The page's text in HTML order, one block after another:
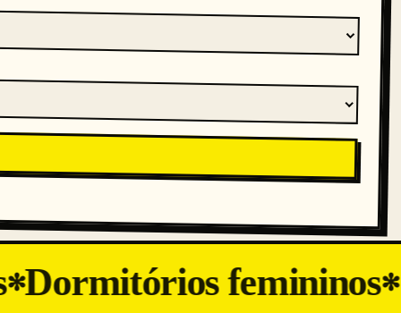
Dormitórios femininos✻